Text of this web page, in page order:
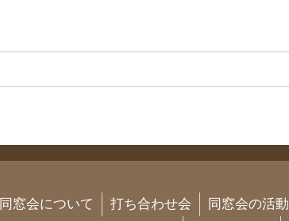
同窓会について 打ち合わせ会 同窓会の活動